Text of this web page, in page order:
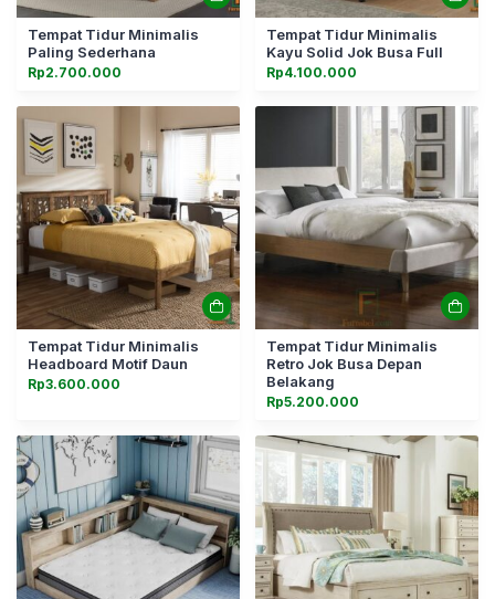
Tempat Tidur Minimalis
Paling Sederhana
Rp2.700.000
Tempat Tidur Minimalis
Kayu Solid Jok Busa Full
Rp4.100.000
Tempat Tidur Minimalis
Headboard Motif Daun
Rp3.600.000
Tempat Tidur Minimalis
Retro Jok Busa Depan
Belakang
Rp5.200.000